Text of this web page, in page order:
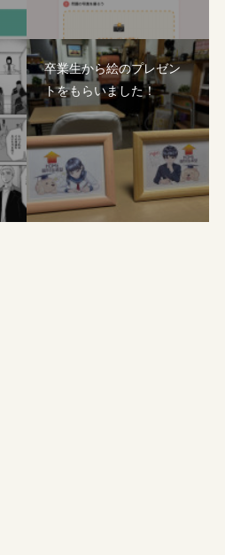
卒業生から絵のプレゼン
トをもらいました！